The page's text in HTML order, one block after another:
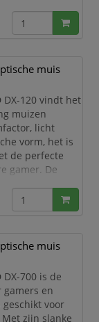
Met een extra
zijknoppen is
u
5.000 dpi.
muis
DX-120 vindt het
muizen
licht
vorm, het is
de perfecte
gamer. De
in
2400, 3200,
RGB-
Deze functie
uw va
muis
700 is de
en
voor
zijn slanke